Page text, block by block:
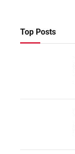
Top Posts